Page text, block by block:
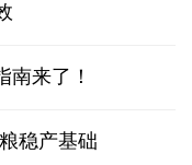
来了！
稳产基础